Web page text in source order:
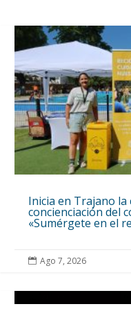
Inicia en Trajano la
concienciación del
«Sumérgete en el
 Ago 7, 2026